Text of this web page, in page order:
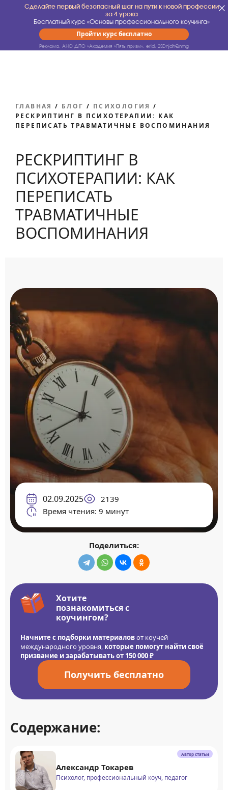
Сделайте первый безопасный шаг на пути к новой профессии
за 4 урока
Бесплатный курс «Основы профессионального коучинга»
Пройти курс бесплатно
Реклама. АНО ДПО «Академия «Пять призм». erid: 2SDnjdhQnmg
ГЛАВНАЯ / БЛОГ / ПСИХОЛОГИЯ /
РЕСКРИПТИНГ В ПСИХОТЕРАПИИ: КАК
ПЕРЕПИСАТЬ ТРАВМАТИЧНЫЕ ВОСПОМИНАНИЯ
РЕСКРИПТИНГ В
ПСИХОТЕРАПИИ: КАК
ПЕРЕПИСАТЬ
ТРАВМАТИЧНЫЕ
ВОСПОМИНАНИЯ
02.09.2025
2139
Время чтения: 9 минут
Поделиться:
Хотите
познакомиться с
коучингом?
Начните с подборки материаловот коучей
международного уровня, которые помогут найти своё
призвание и зарабатывать от 150 000 ₽
Получить бесплатно
Содержание:
Автор статьи
Александр Токарев
Психолог, профессиональный коуч, педагог